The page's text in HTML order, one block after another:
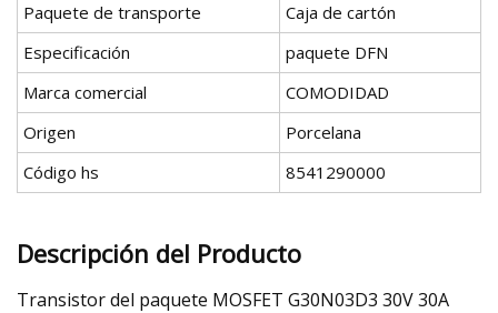
Paquete de transporte
Caja de cartón
Especificación
paquete DFN
Marca comercial
COMODIDAD
Origen
Porcelana
Código hs
8541290000
Descripción del Producto
Transistor del paquete MOSFET G30N03D3 30V 30A